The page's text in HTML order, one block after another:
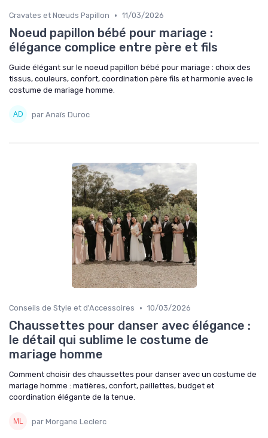
Cravates et Nœuds Papillon • 11/03/2026
Noeud papillon bébé pour mariage :
élégance complice entre père et fils
Guide élégant sur le noeud papillon bébé pour mariage : choix des
tissus, couleurs, confort, coordination père fils et harmonie avec le
costume de mariage homme.
par Anaïs Duroc
Conseils de Style et d'Accessoires • 10/03/2026
Chaussettes pour danser avec élégance :
le détail qui sublime le costume de
mariage homme
Comment choisir des chaussettes pour danser avec un costume de
mariage homme : matières, confort, paillettes, budget et
coordination élégante de la tenue.
par Morgane Leclerc